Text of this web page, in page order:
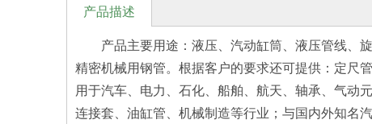
产品描述
产品主要用途：液压、汽动缸筒、液压管线、
精密机械用钢管。根据客户的要求还可提供：定尺
用于汽车、电力、石化、船舶、航天、轴承、气动
连接套、油缸管、机械制造等行业；与国内外知名